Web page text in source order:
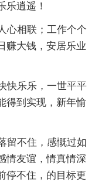
乐逍遥！
心相联；工作个个
赚大钱，安居乐业
快乐乐，一世平平
得到实现，新年愉
留不住，感慨过如
情友谊，情真情深
停不住，的目标更